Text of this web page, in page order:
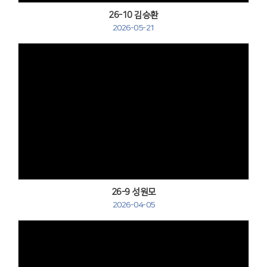
26-10 김승환
2026-05-21
26-9 성원모
2026-04-05